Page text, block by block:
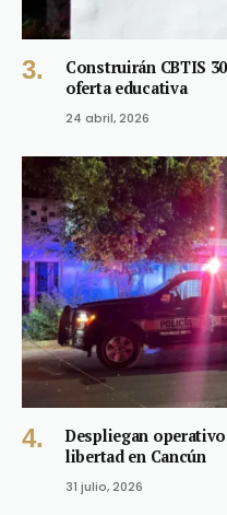
Construirán CBTIS
oferta educativa
24 abril, 2026
Despliegan
libertad en Cancún
31 julio, 2026